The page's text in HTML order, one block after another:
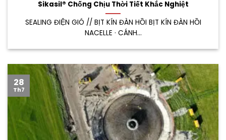
Sikasil® Chống Chịu Thời Tiết Khắc Nghiệt
SEALING ĐIỆN GIÓ // BỊT KÍN ĐÀN HỒI BỊT KÍN ĐÀN HỒI
NACELLE · CÁNH...
28
Th7